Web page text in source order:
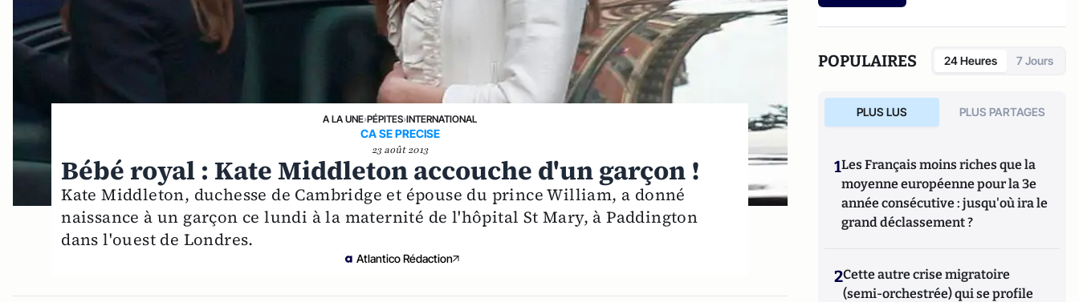
A LA UNE›PÉPITES›INTERNATIONAL
CA SE PRECISE
23 août 2013
Bébé royal : Kate Middleton accouche d'un garçon !
Kate Middleton, duchesse de Cambridge et épouse du prince William, a donné
naissance à un garçon ce lundi à la maternité de l'hôpital St Mary, à Paddington
dans l'ouest de Londres.
Atlantico Rédaction
POPULAIRES 24 Heures 7 Jours
PLUS LUS PLUS PARTAGES
1Les Français moins riches que la
moyenne européenne pour la 3e
année consécutive : jusqu'où ira le
grand déclassement ?
2Cette autre crise migratoire
(semi-orchestrée) qui se profile